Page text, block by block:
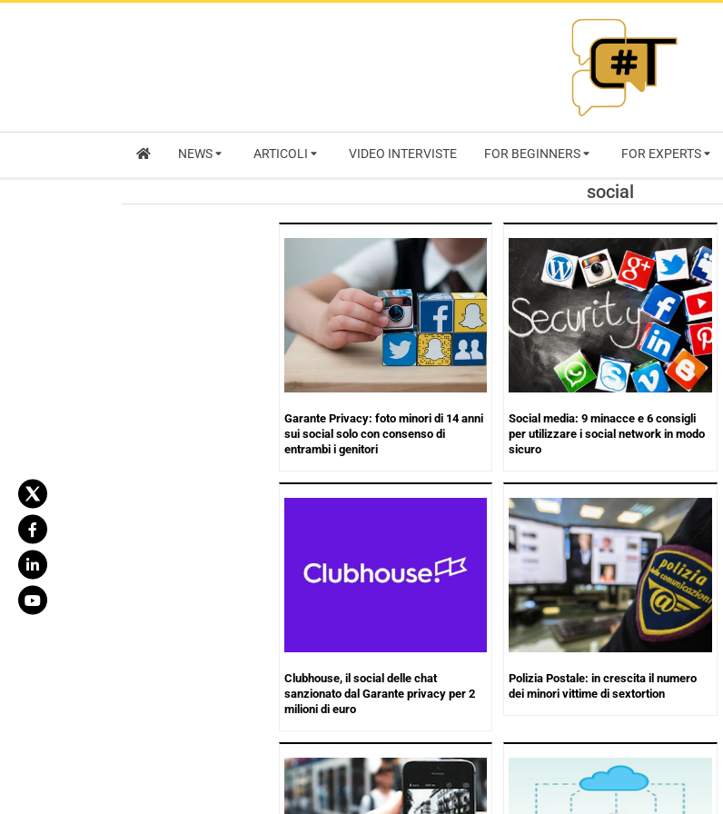
RIVISTA
TRENDS
NEWS ARTICOLI VIDEO INTERVISTE FOR BEGINNERS FOR EXPERTS
social
Garante Privacy: foto minori di 14 anni
sui social solo con consenso di
entrambi i genitori
Social media: 9 minacce e 6 consigli
per utilizzare i social network in modo
sicuro
Clubhouse, il social delle chat
sanzionato dal Garante privacy per 2
milioni di euro
Polizia Postale: in crescita il numero
dei minori vittime di sextortion